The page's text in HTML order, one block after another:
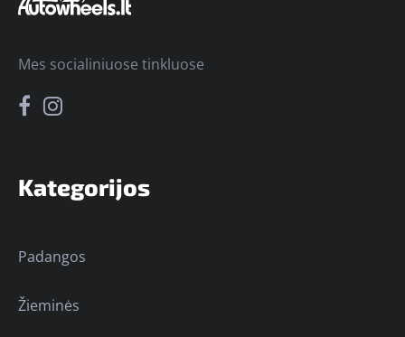
Kategorijos
Padangos
Žieminės
Mes socialiniuose tinkluose